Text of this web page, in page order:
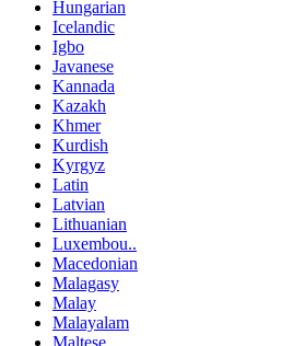
Hungarian
Icelandic
Igbo
Javanese
Kannada
Kazakh
Khmer
Kurdish
Kyrgyz
Latin
Latvian
Lithuanian
Luxembou..
Macedonian
Malagasy
Malay
Malayalam
Maltese